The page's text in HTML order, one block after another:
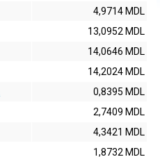
4,9714 MDL
13,0952 MDL
14,0646 MDL
14,2024 MDL
0,8395 MDL
2,7409 MDL
4,3421 MDL
1,8732 MDL